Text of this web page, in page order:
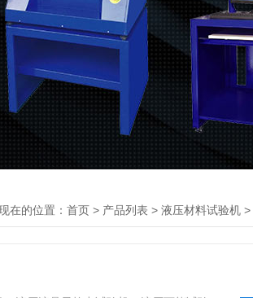
在的位置： 首页 > 产品列表 > 液压材料试验机 >